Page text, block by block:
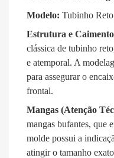
Modelo: Tubinho
Estrutura e
clássica de tubinho reto
e atemporal. A
para assegurar o
frontal.
Mangas (Atenção
mangas bufantes, que
molde possui a
atingir o tamanho